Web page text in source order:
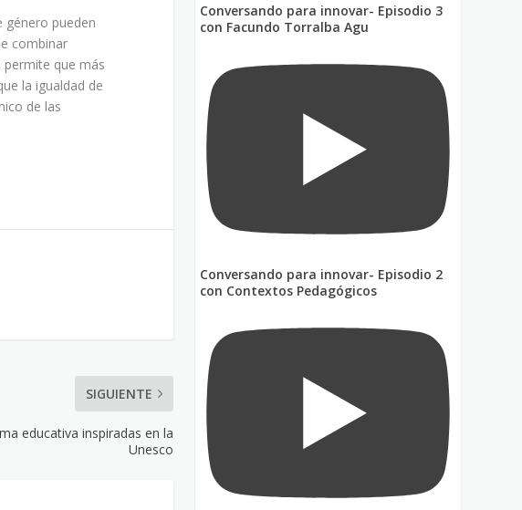
género pueden
combinar
que más
la igualdad de
de las
SIGUIENTE
educativa inspiradas en la
Unesco
Conversando para innovar- Episodio 3
con Facundo Torralba Agu
Conversando para innovar- Episodio 2
con Contextos Pedagógicos